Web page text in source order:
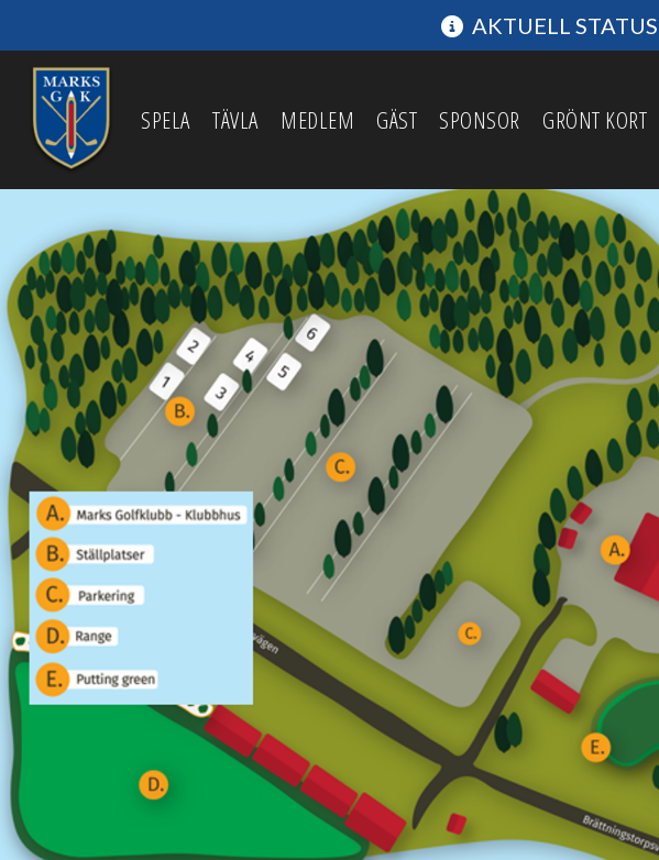
AKTUELL STATUS
SPELA TÄVLA MEDLEM GÄST SPONSOR GRÖNT KORT